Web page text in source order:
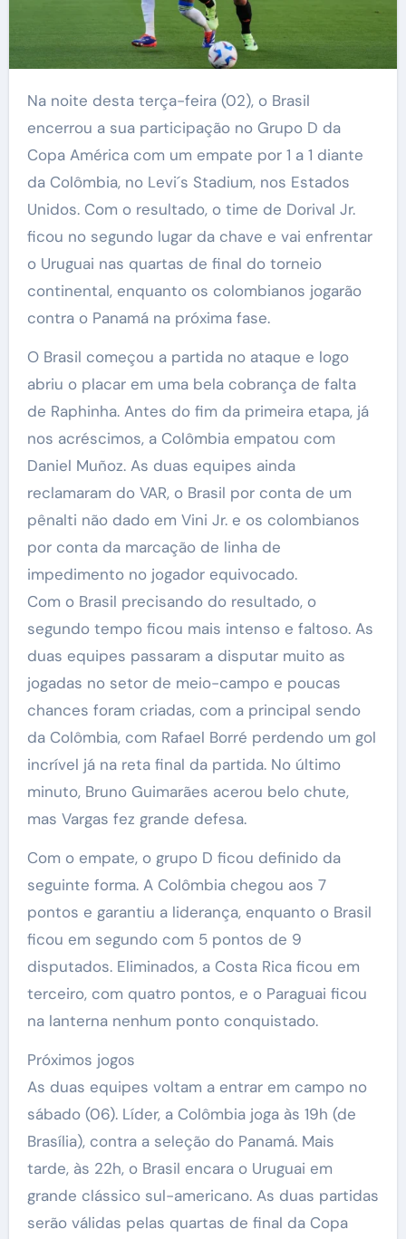
Na noite desta terça-feira (02), o Brasil
encerrou a sua participação no Grupo D da
Copa América com um empate por 1 a 1 diante
da Colômbia, no Levi´s Stadium, nos Estados
Unidos. Com o resultado, o time de Dorival Jr.
ficou no segundo lugar da chave e vai enfrentar
o Uruguai nas quartas de final do torneio
continental, enquanto os colombianos jogarão
contra o Panamá na próxima fase.
O Brasil começou a partida no ataque e logo
abriu o placar em uma bela cobrança de falta
de Raphinha. Antes do fim da primeira etapa, já
nos acréscimos, a Colômbia empatou com
Daniel Muñoz. As duas equipes ainda
reclamaram do VAR, o Brasil por conta de um
pênalti não dado em Vini Jr. e os colombianos
por conta da marcação de linha de
impedimento no jogador equivocado.
Com o Brasil precisando do resultado, o
segundo tempo ficou mais intenso e faltoso. As
duas equipes passaram a disputar muito as
jogadas no setor de meio-campo e poucas
chances foram criadas, com a principal sendo
da Colômbia, com Rafael Borré perdendo um gol
incrível já na reta final da partida. No último
minuto, Bruno Guimarães acerou belo chute,
mas Vargas fez grande defesa.
Com o empate, o grupo D ficou definido da
seguinte forma. A Colômbia chegou aos 7
pontos e garantiu a liderança, enquanto o Brasil
ficou em segundo com 5 pontos de 9
disputados. Eliminados, a Costa Rica ficou em
terceiro, com quatro pontos, e o Paraguai ficou
na lanterna nenhum ponto conquistado.
Próximos jogos
As duas equipes voltam a entrar em campo no
sábado (06). Líder, a Colômbia joga às 19h (de
Brasília), contra a seleção do Panamá. Mais
tarde, às 22h, o Brasil encara o Uruguai em
grande clássico sul-americano. As duas partidas
serão válidas pelas quartas de final da Copa